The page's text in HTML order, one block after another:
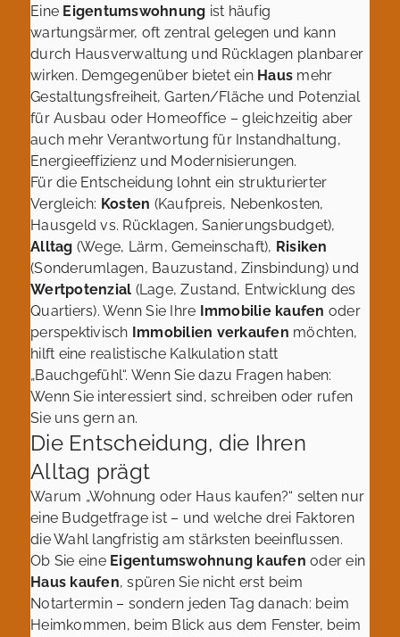
Eine Eigentumswohnung ist häufig
wartungsärmer, oft zentral gelegen und kann
durch Hausverwaltung und Rücklagen planbarer
wirken. Demgegenüber bietet ein Haus mehr
Gestaltungsfreiheit, Garten/Fläche und Potenzial
für Ausbau oder Homeoffice – gleichzeitig aber
auch mehr Verantwortung für Instandhaltung,
Energieeffizienz und Modernisierungen.
Für die Entscheidung lohnt ein strukturierter
Vergleich: Kosten (Kaufpreis, Nebenkosten,
Hausgeld vs. Rücklagen, Sanierungsbudget),
Alltag (Wege, Lärm, Gemeinschaft), Risiken
(Sonderumlagen, Bauzustand, Zinsbindung) und
Wertpotenzial (Lage, Zustand, Entwicklung des
Quartiers). Wenn Sie Ihre Immobilie kaufen oder
perspektivisch Immobilien verkaufen möchten,
hilft eine realistische Kalkulation statt
„Bauchgefühl“. Wenn Sie dazu Fragen haben:
Wenn Sie interessiert sind, schreiben oder rufen
Sie uns gern an.
Die Entscheidung, die Ihren
Alltag prägt
Warum „Wohnung oder Haus kaufen?“ selten nur
eine Budgetfrage ist – und welche drei Faktoren
die Wahl langfristig am stärksten beeinflussen.
Ob Sie eine Eigentumswohnung kaufen oder ein
Haus kaufen, spüren Sie nicht erst beim
Notartermin – sondern jeden Tag danach: beim
Heimkommen, beim Blick aus dem Fenster, beim